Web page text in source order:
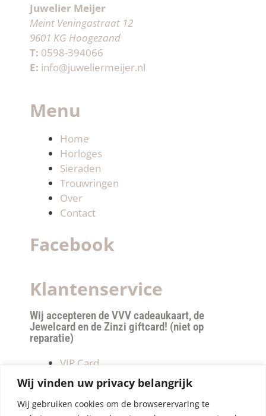
Wij vinden uw privacy belangrijk
Wij gebruiken cookies om de browserervaring te
Juwelier Meijer
Meint Veningastraat 12
9601 KG Hoogezand
T: 0598-394066
E: info@juweliermeijer.nl
Menu
Home
Horloges
Sieraden
Trouwringen
Over
Contact
Facebook
Klantenservice
Wij accepteren de VVV cadeaukaart, de
Jewelcard en de Zinzi giftcard! (niet op
reparatie)
VIP Card
Retourneren
Betalen & verzendkosten
Privacy Policy